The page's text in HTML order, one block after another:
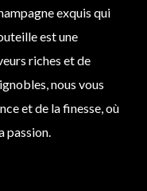
exquis qui
est une
riches et de
nous vous
et de la finesse, où
passion.